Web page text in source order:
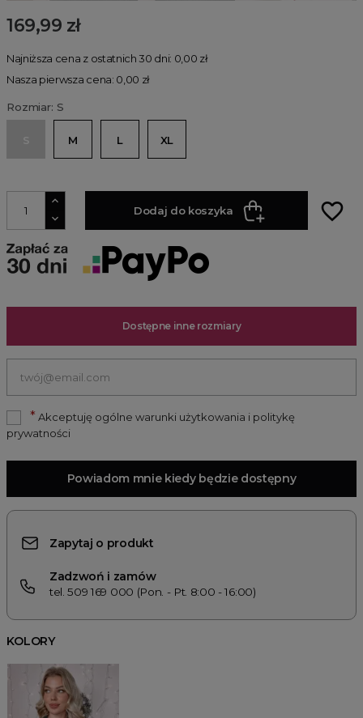
169,99 zł
Najniższa cena z ostatnich 30 dni: 0,00 zł
Nasza pierwsza cena: 0,00 zł
Rozmiar: S
S M L XL
Dodaj do koszyka favorite_border
Dostępne inne rozmiary
* Akceptuję ogólne warunki użytkowania i politykę
prywatności
Powiadom mnie kiedy będzie dostępny
Zapytaj o produkt
Zadzwoń i zamów
tel. 509 169 000 (Pon. - Pt. 8:00 - 16:00)
KOLORY